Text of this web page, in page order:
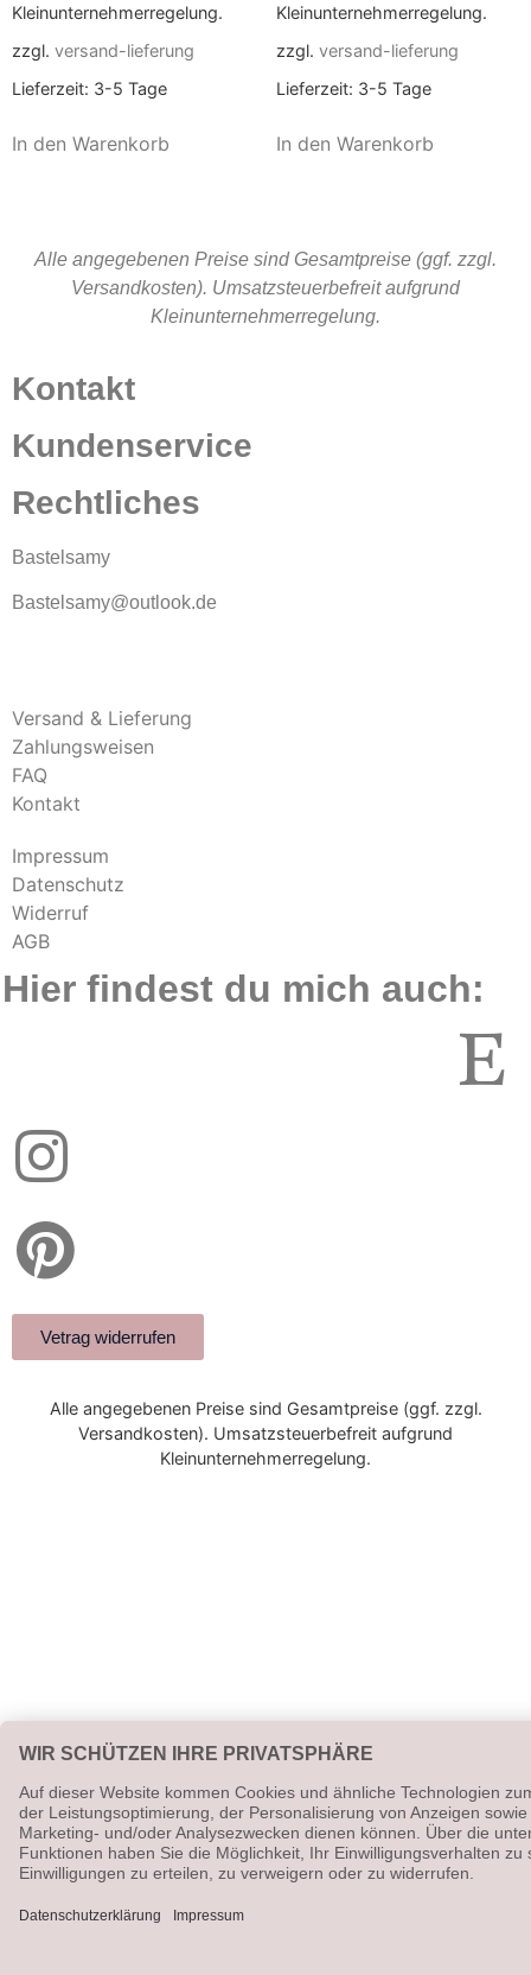
Kleinunternehmerregelung.
zzgl. versand-lieferung
Lieferzeit: 3-5 Tage
In den Warenkorb
Kleinunternehmerregelung.
zzgl. versand-lieferung
Lieferzeit: 3-5 Tage
In den Warenkorb
Alle angegebenen Preise sind Gesamtpreise (ggf. zzgl.
Versandkosten). Umsatzsteuerbefreit aufgrund
Kleinunternehmerregelung.
Kontakt
Kundenservice
Rechtliches
Bastelsamy
Bastelsamy@outlook.de
Versand & Lieferung
Zahlungsweisen
FAQ
Kontakt
Impressum
Datenschutz
Widerruf
AGB
Hier findest du mich auch:
Vetrag widerrufen
Alle angegebenen Preise sind Gesamtpreise (ggf. zzgl.
Versandkosten). Umsatzsteuerbefreit aufgrund
Kleinunternehmerregelung.